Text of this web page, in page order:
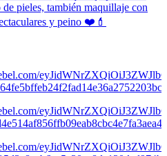
pieles, también maquillaje con
y peino ❤️💄